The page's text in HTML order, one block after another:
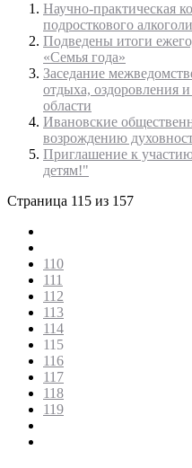
Научно-практическая
подросткового
Подведены итоги
«Семья года»
Заседание
отдыха, оздоровления
области
Ивановские
возрождению
Приглашение к
детям!"
Страница 115 из 157
110
111
112
113
114
115
116
117
118
119